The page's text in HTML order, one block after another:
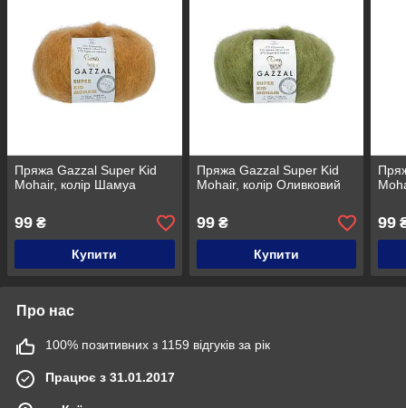
Пряжа Gazzal Super Kid
Mohair, колір Шамуа
99 ₴
Купити
Пряжа Gazzal Super Kid
Mohair, колір Оливковий
99₴
Купити
99
Про нас
100% позитивних з 1159 відгуків за рік
Працює з 31.01.2017